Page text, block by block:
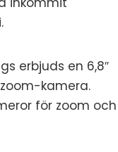
erbjuds en 6,8″
kamera.
för zoom och